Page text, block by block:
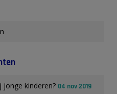
kinderen? 04 nov 2019